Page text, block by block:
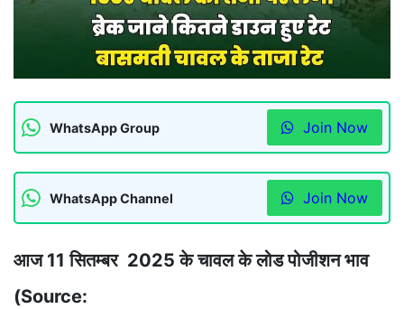
WhatsApp Group Join Now
WhatsApp Channel Join Now
आज 11 सितम्बर 2025 के चावल के लोड पोजीशन भाव
(Source: